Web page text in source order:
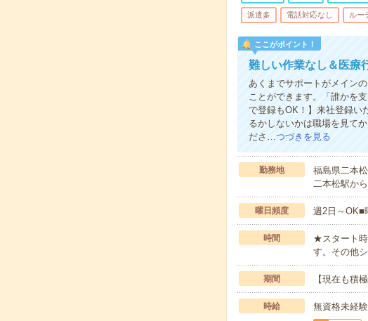
派遣多 電話対応なし ルー
ここがポイント！
難しい作業なし＆医療
あくまでサポートがメイン
ことができます。「誰かを
で登録もOK！】来社登録い
るかしないかは職場を見て
ださ…つづきを見る
勤務地
福島県二本
二本松駅か
曜日頻度 週2日～OK■
時間
★スタート時
す。その他
期間 【現在も積
時給 無資格未経